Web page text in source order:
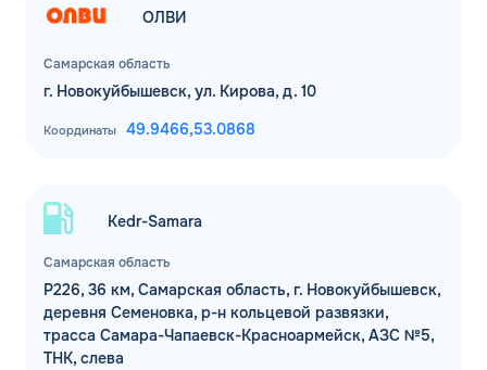
Самарская область
ОЛВИ
г. Новокуйбышевск, ул. Кирова, д. 10
Координаты 49.9466,53.0868
Самарская область
Kedr-Samara
Р226, 36 км, Самарская область, г. Новокуйбышевск,
деревня Семеновка, р-н кольцевой развязки,
трасса Самара-Чапаевск-Красноармейск, АЗС №5,
ТНК, слева